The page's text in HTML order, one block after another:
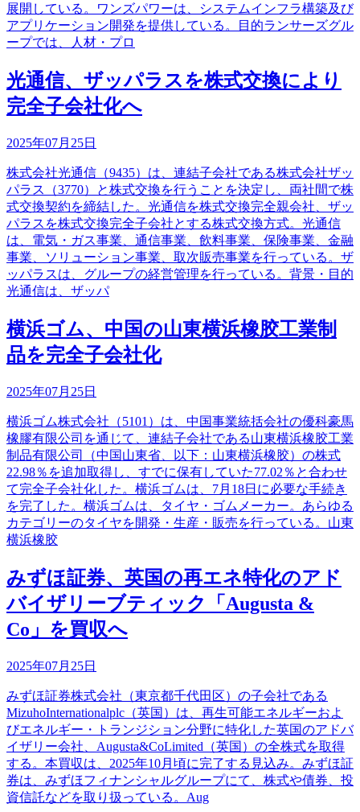
展開している。ワンズパワーは、システムインフラ構築及び
アプリケーション開発を提供している。目的ランサーズグル
ープでは、人材・プロ
光通信、ザッパラスを株式交換により
完全子会社化へ
2025年07月25日
株式会社光通信（9435）は、連結子会社である株式会社ザッ
パラス（3770）と株式交換を行うことを決定し、両社間で株
式交換契約を締結した。光通信を株式交換完全親会社、ザッ
パラスを株式交換完全子会社とする株式交換方式。光通信
は、電気・ガス事業、通信事業、飲料事業、保険事業、金融
事業、ソリューション事業、取次販売事業を行っている。ザ
ッパラスは、グループの経営管理を行っている。背景・目的
光通信は、ザッパ
横浜ゴム、中国の山東横浜橡胶工業制
品を完全子会社化
2025年07月25日
横浜ゴム株式会社（5101）は、中国事業統括会社の優科豪馬
橡膠有限公司を通じて、連結子会社である山東横浜橡胶工業
制品有限公司（中国山東省、以下：山東横浜橡胶）の株式
22.98％を追加取得し、すでに保有していた77.02％と合わせ
て完全子会社化した。横浜ゴムは、7月18日に必要な手続き
を完了した。横浜ゴムは、タイヤ・ゴムメーカー。あらゆる
カテゴリーのタイヤを開発・生産・販売を行っている。山東
横浜橡胶
みずほ証券、英国の再エネ特化のアド
バイザリーブティック「Augusta &
Co」を買収へ
2025年07月25日
みずほ証券株式会社（東京都千代田区）の子会社である
MizuhoInternationalplc（英国）は、再生可能エネルギーおよ
びエネルギー・トランジション分野に特化した英国のアドバ
イザリー会社、Augusta&CoLimited（英国）の全株式を取得
する。本買収は、2025年10月頃に完了する見込み。みずほ証
券は、みずほフィナンシャルグループにて、株式や債券、投
資信託などを取り扱っている。Aug